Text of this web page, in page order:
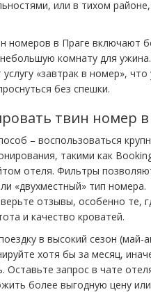
или в тихом
номеров в Праге включают
небольшую комнату для
«завтрак в номер»,
без спешки.
твин номер
– воспользоваться
такими как
отеля. Фильтры
«двухместный» тип номера.
отзывы, особенно те,
и качество кроватей.
в высокий сезон
хотя бы за месяц,
Оставьте запрос в чате
более выгодную цену или